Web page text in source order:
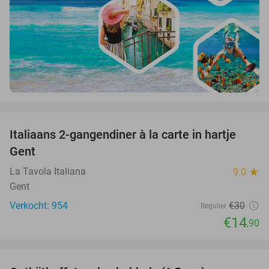
50%
Italiaans 2-gangendiner à la carte in hartje
Gent
La Tavola Italiana 9.0 star
Gent
Verkocht: 954
Regulier €30
€14,90